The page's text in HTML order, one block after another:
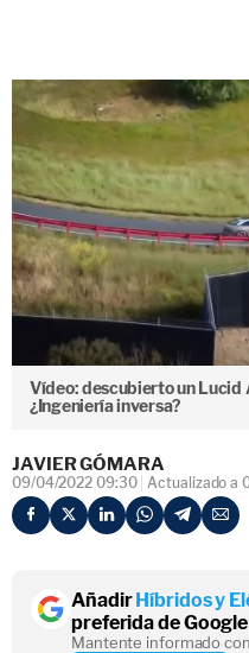
Vídeo: descubierto un Lucid
¿Ingeniería inversa?
JAVIER GÓMARA
09/04/2022 09:30 Actualizado a
AñadirHíbridos y
preferida de
Mantente informado